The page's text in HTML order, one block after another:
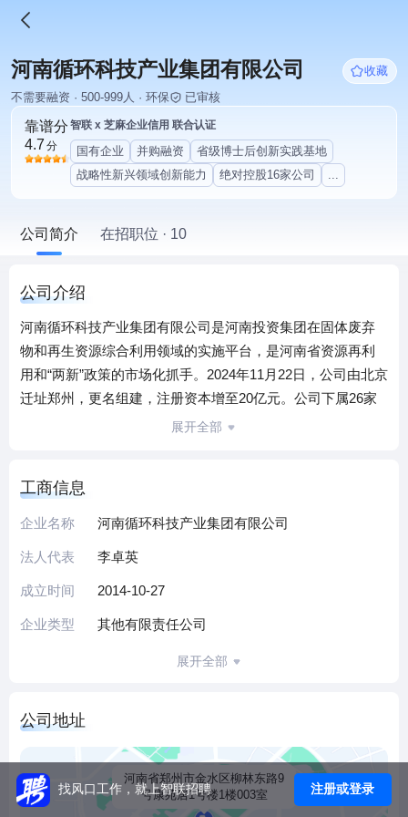
河南循环科技产业集团有限公司
收藏
不需要融资 · 500-999人 · 环保
已审核
靠谱分
4.7 分
智联 x 芝麻企业信用 联合认证
国有企业 并购融资
省级博士后创新实践基地
战略性新兴领域创新能力
绝对控股16家公司 ...
公司简介 在招职位 · 10
公司介绍
河南循环科技产业集团有限公司是河南投资集团在固体废弃
物和再生资源综合利用领域的实施平台，是河南省资源再利
用和“两新”政策的市场化抓手。2024年11月22日，公司由北京
迁址郑州，更名组建，注册资本增至20亿元。公司下属26家
企业，遍布全国13个省及直辖市，形成了涵盖电子废弃物处
互联网平台等多领域协同的全产业链布局。
展开全部
工商信息
企业名称 河南循环科技产业集团有限公司
法人代表 李卓英
成立时间 2014-10-27
企业类型 其他有限责任公司
展开全部
公司地址
河南省郑州市金水区柳林东路9
号康苑居1号楼1楼003室
找风口工作，就上智联招聘 注册或登录